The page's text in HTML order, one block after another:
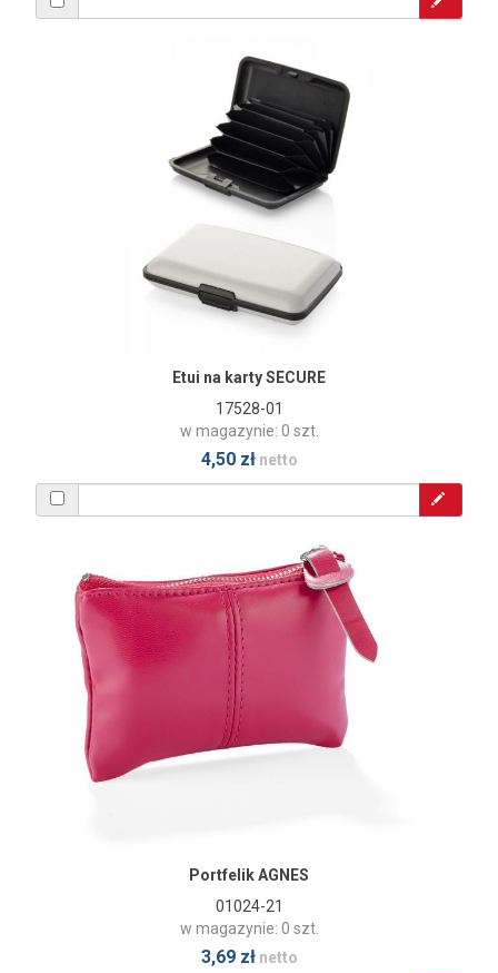
Etui na karty SECURE
17528-01
w magazynie: 0 szt.
4,50 złnetto
Portfelik AGNES
01024-21
w magazynie: 0 szt.
3,69 złnetto